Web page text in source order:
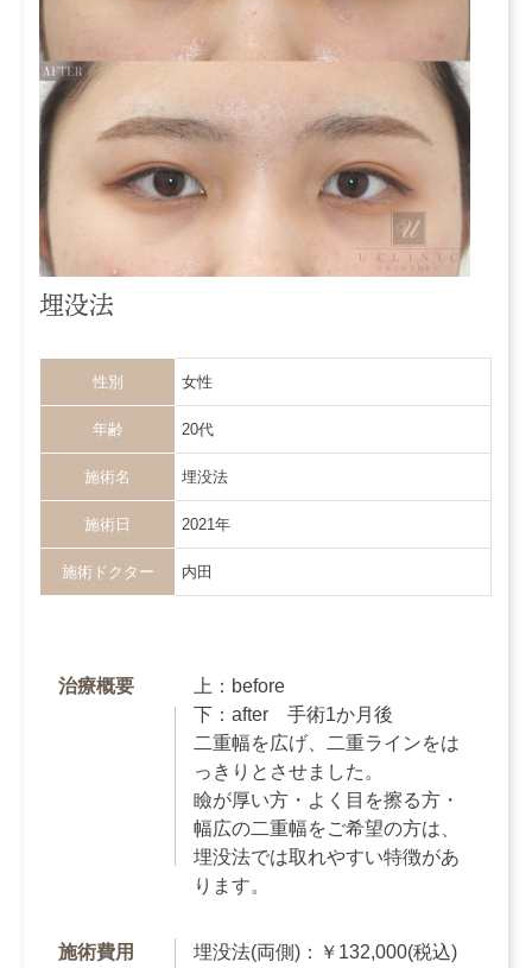
埋没法
性別 女性
年齢 20代
施術名 埋没法
施術日 2021年
施術ドクター 内田
治療概要
上：before
下：after 手術1か月後
二重幅を広げ、二重ラインをは
っきりとさせました。
瞼が厚い方・よく目を擦る方・
幅広の二重幅をご希望の方は、
埋没法では取れやすい特徴があ
ります。
施術費用
埋没法(両側)：￥132,000(税込)